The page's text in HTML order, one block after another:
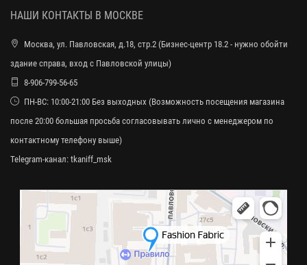
НАШИ КОНТАКТЫ В МОСКВЕ
Москва, ул. Павловская, д.18, стр.2 (Бизнес-центр 18.2 - нужно обойти
здание справа, вход с Павловской улицы)
8-906-799-56-65
ПН-ВС: 10:00-21:00 Без выходных (Возможность посещения магазина
после 20:00 большая просьба согласовывать лично с менеджером по
контактному телефону выше)
Telegram-канал: tkaniff_msk